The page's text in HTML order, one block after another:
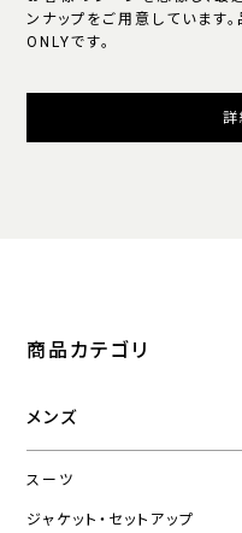
ンナップをご用意しています
ONLYです。
詳
商品カテゴリ
メンズ
スーツ
ジャケット・セットアップ